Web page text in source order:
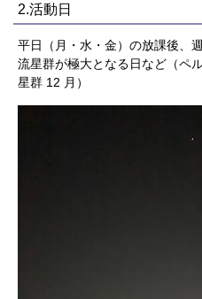
2.活動日
平日（月・水・金）の放課後、
流星群が極大となる日など（ペ
星群 12 月）